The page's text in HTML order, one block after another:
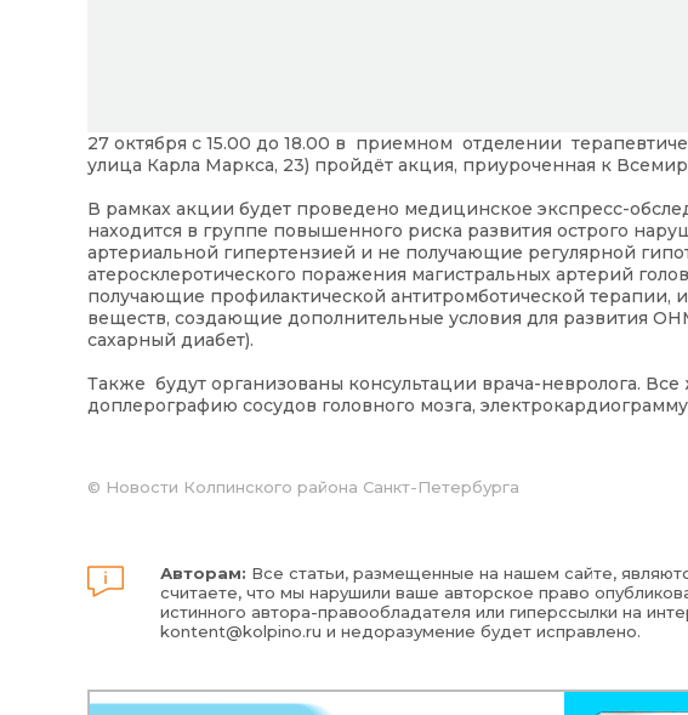
27 октября с 15.00 до 18.00 в приемном отделении
улица Карла Маркса, 23) пройдёт акция, приуроченная к
В рамках акции будет проведено медицинское экспресс-
находится в группе повышенного риска развития острого
артериальной гипертензией и не получающие регулярной
атеросклеротического поражения магистральных артерий
получающие профилактической антитромботической
веществ, создающие дополнительные условия для развития
сахарный диабет).
Также будут организованы консультации врача-невролога.
доплерографию сосудов головного мозга,
© Новости Колпинского района Санкт-Петербурга
Авторам: Все статьи, размещенные на нашем сайте,
считаете, что мы нарушили ваше авторское право
истинного автора-правообладателя или гиперссылки на
kontent@kolpino.ru и недоразумение будет исправлено.